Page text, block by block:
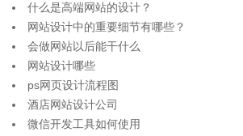
什么是高端网站的设计？
网站设计中的重要细节有哪些？
会做网站以后能干什么
网站设计哪些
ps网页设计流程图
酒店网站设计公司
微信开发工具如何使用